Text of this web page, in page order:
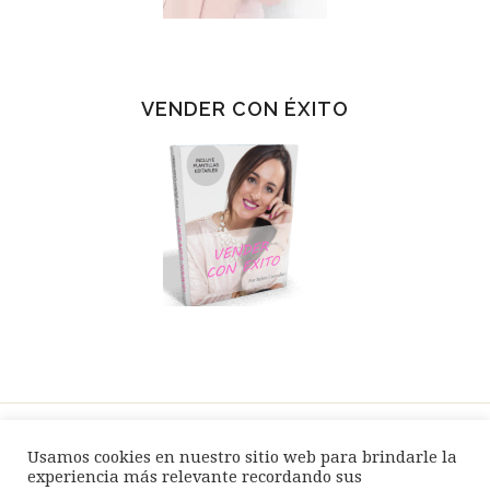
VENDER CON ÉXITO
SPEAKER / EVENTOS BLOG
Usamos cookies en nuestro sitio web para brindarle la
experiencia más relevante recordando sus